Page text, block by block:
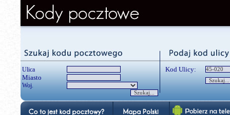
Ulica
Miasto
Woj.
Kod Ulicy: